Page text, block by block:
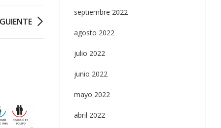
septiembre 2022
agosto 2022
julio 2022
junio 2022
mayo 2022
abril 2022